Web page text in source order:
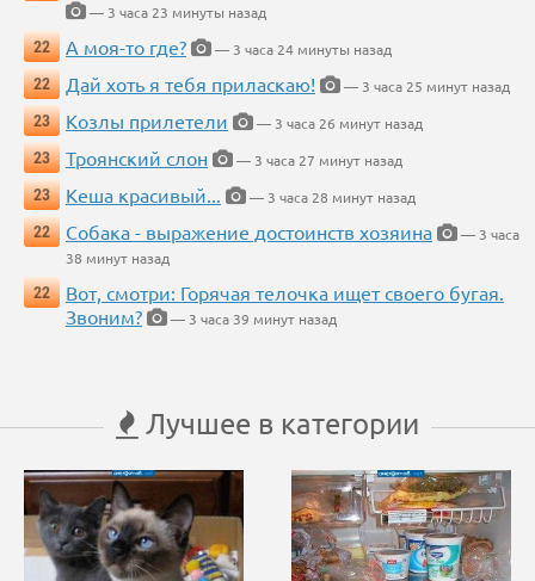
— 3 часа 23 минуты назад
22
А моя-то где?
— 3 часа 24 минуты назад
22
Дай хоть я тебя приласкаю!
— 3 часа 25 минут назад
23
Козлы прилетели
— 3 часа 26 минут назад
23
Троянский слон
— 3 часа 27 минут назад
23
Кеша красивый...
— 3 часа 28 минут назад
22
Собака - выражение достоинств хозяина
— 3 часа
38 минут назад
22
Вот, смотри: Горячая телочка ищет своего бугая.
Звоним?
— 3 часа 39 минут назад
Лучшее в категории